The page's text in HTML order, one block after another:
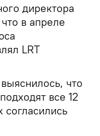
директора
в апреле
LRT
что
все 12
согласились